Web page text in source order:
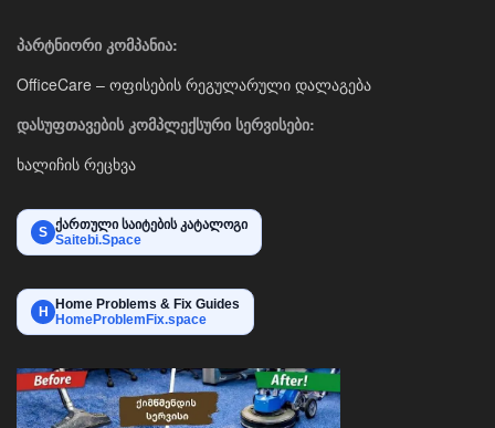
პარტნიორი კომპანია:
OfficeCare – ოფისების რეგულარული დალაგება
დასუფთავების კომპლექსური სერვისები:
ხალიჩის რეცხვა
S ქართული საიტების კატალოგი
Saitebi.Space
H
Home Problems & Fix Guides
HomeProblemFix.space